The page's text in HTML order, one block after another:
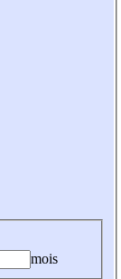
mois